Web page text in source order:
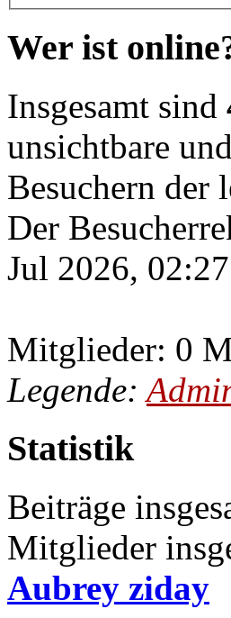
Wer ist
Insgesamt sind
unsichtbare
Besuchern der
Der
Jul 2026,
Mitglieder: 0
Legende:
Statistik
Beiträge
Mitglieder
Aubrey ziday